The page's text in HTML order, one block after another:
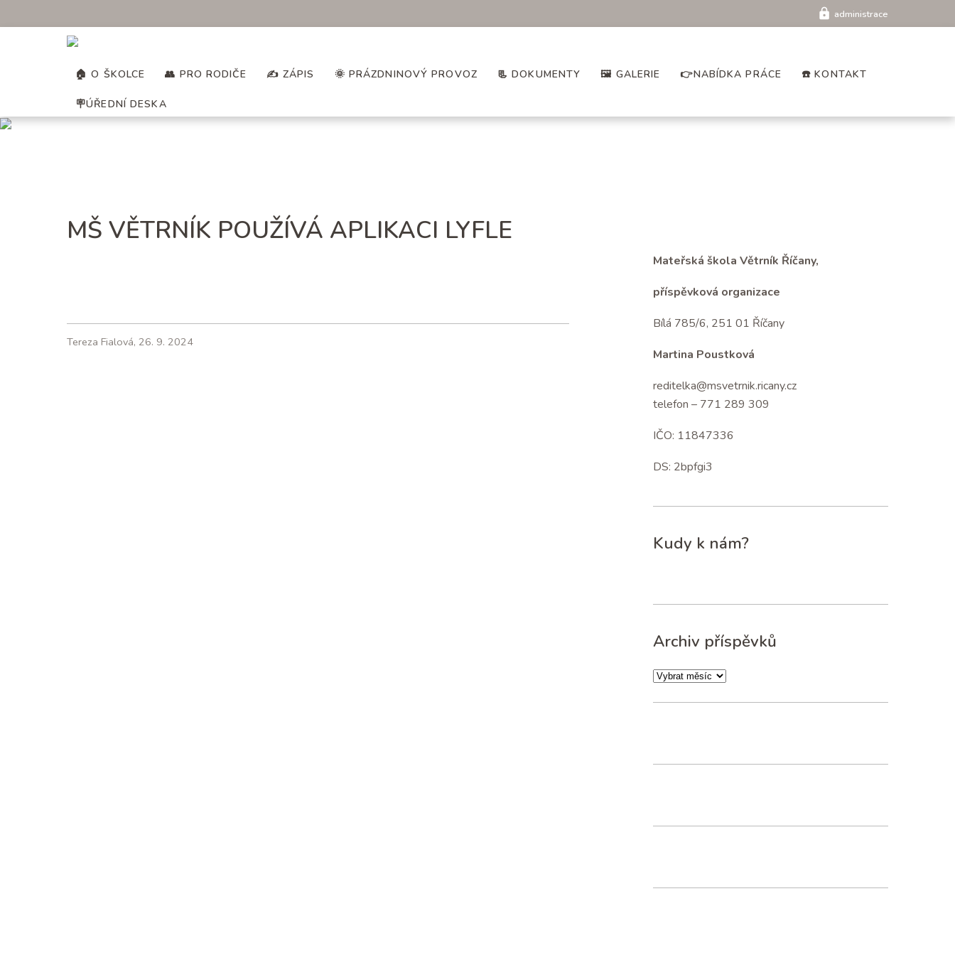
lock administrace
🏠 O ŠKOLCE 👥 PRO RODIČE ✍️ ZÁPIS 🌞 PRÁZDNINOVÝ PROVOZ 📃 DOKUMENTY 🖼️ GALERIE 👉NABÍDKA PRÁCE ☎️ KONTAKT
🪧ÚŘEDNÍ DESKA
MŠ VĚTRNÍK POUŽÍVÁ APLIKACI LYFLE
Tereza Fialová, 26. 9. 2024
Mateřská škola Větrník Říčany,
příspěvková organizace
Bílá 785/6, 251 01 Říčany
Martina Poustková
reditelka@msvetrnik.ricany.cz
telefon – 771 289 309
IČO: 11847336
DS: 2bpfgi3
Kudy k nám?
Archiv příspěvků
Archiv